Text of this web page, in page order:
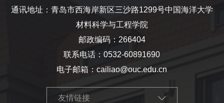
通讯地址：青岛市西海岸新区三沙路1299号中国海洋大学
材料科学与工程学院
邮政编码：266404
联系电话：0532-60891690
电子邮箱：cailiao@ouc.edu.cn
友情链接